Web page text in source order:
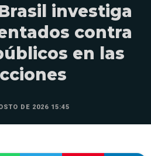
investiga
contra
en las
DE 2026 15:45